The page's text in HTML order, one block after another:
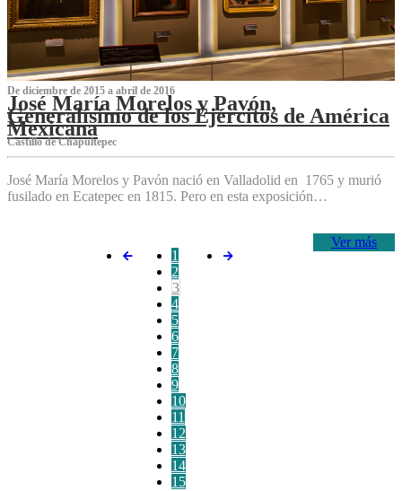
De diciembre de 2015 a abril de 2016
José María Morelos y Pavón,
Generalísimo de los Ejércitos de América
Mexicana
C‌astillo de Chapultepec
José María Morelos y Pavón nació en Valladolid en 1765 y murió
fusilado en Ecatepec en 1815. Pero en esta exposición…
Ver más
1
2
3
4
5
6
7
8
9
10
11
12
13
14
15